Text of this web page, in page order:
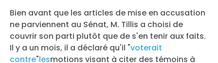
Bien avant que les articles de mise en accusation
ne parviennent au Sénat, M. Tillis a choisi de
couvrir son parti plutôt que de s'en tenir aux faits.
Il y a un mois, il a déclaré qu'il "voterait
contre"lesmotions visant à citer des témoins à